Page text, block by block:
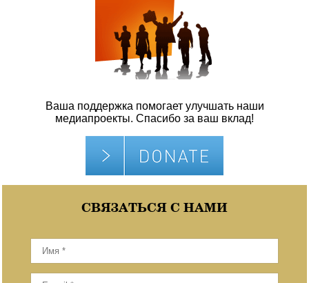
Ваша поддержка помогает улучшать наши
медиапроекты. Спасибо за ваш вклад!
СВЯЗАТЬСЯ С НАМИ